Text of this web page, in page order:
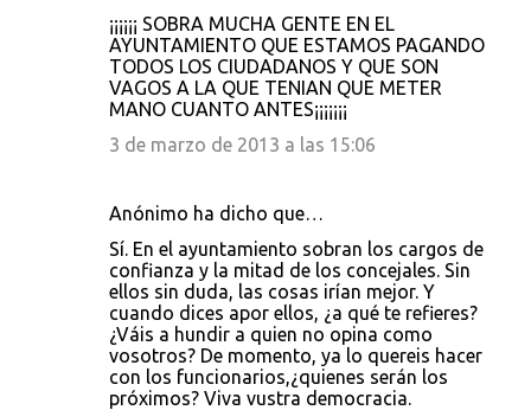
¡¡¡¡¡¡ SOBRA MUCHA GENTE EN EL
AYUNTAMIENTO QUE ESTAMOS PAGANDO
TODOS LOS CIUDADANOS Y QUE SON
VAGOS A LA QUE TENIAN QUE METER
MANO CUANTO ANTES¡¡¡¡¡¡¡
3 de marzo de 2013 a las 15:06
Anónimo ha dicho que…
Sí. En el ayuntamiento sobran los cargos de
confianza y la mitad de los concejales. Sin
ellos sin duda, las cosas irían mejor. Y
cuando dices apor ellos, ¿a qué te refieres?
¿Váis a hundir a quien no opina como
vosotros? De momento, ya lo quereis hacer
con los funcionarios,¿quienes serán los
próximos? Viva vustra democracia.